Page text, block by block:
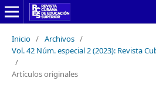
Inicio / Archivos /
Vol. 42 Núm. especial 2 (2023): Revista
/
Artículos originales